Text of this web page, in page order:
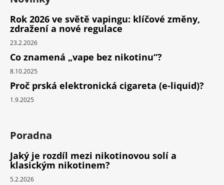
Rok 2026 ve světě vapingu: klíčové změny,
zdražení a nové regulace
23.2.2026
Co znamená „vape bez nikotinu“?
8.10.2025
Proč prská elektronická cigareta (e-liquid)?
1.9.2025
Poradna
Jaký je rozdíl mezi nikotinovou solí a
klasickým nikotinem?
5.2.2026